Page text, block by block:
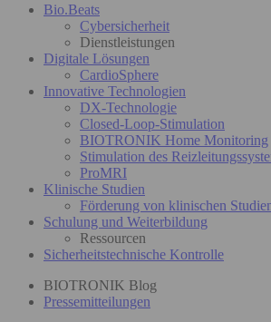
Bio.Beats
Cybersicherheit
Dienstleistungen
Digitale Lösungen
CardioSphere
Innovative Technologien
DX-Technologie
Closed-Loop-Stimulation
BIOTRONIK Home Monitoring
Stimulation des
ProMRI
Klinische Studien
Förderung von klinischen
Schulung und Weiterbildung
Ressourcen
Sicherheitstechnische Kontrolle
BIOTRONIK Blog
Pressemitteilungen